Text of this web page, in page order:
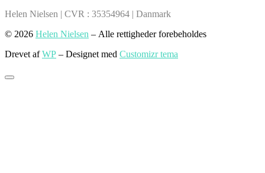
Helen Nielsen | CVR : 35354964 | Danmark
© 2026 Helen Nielsen – Alle rettigheder forebeholdes
Drevet afWP – Designet med Customizr tema